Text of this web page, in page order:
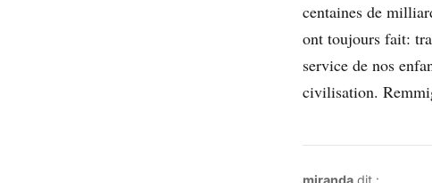
centaines de
ont toujours fait:
service de nos
civilisation.